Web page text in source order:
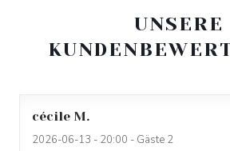
UNSERE
cécile M
2026-06-13 - 20:00 - Gäste 2